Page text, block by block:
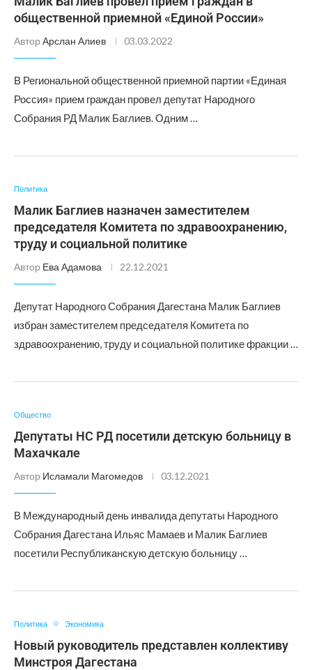
общественной приемной «Единой России»
Автор Арслан Алиев 03.03.2022
В Региональной общественной приемной партии «Единая
Россия» прием граждан провел депутат Народного
Собрания РД Малик Баглиев. Одним …
Политика
Малик Баглиев назначен заместителем
председателя Комитета по здравоохранению,
труду и социальной политике
Автор Ева Адамова 22.12.2021
Депутат Народного Собрания Дагестана Малик Баглиев
избран заместителем председателя Комитета по
здравоохранению, труду и социальной политике фракции …
Общество
Депутаты НС РД посетили детскую больницу в
Махачкале
Автор Исламали Магомедов 03.12.2021
В Международный день инвалида депутаты Народного
Собрания Дагестана Ильяс Мамаев и Малик Баглиев
посетили Республиканскую детскую больницу …
Политика Экономика
Новый руководитель представлен коллективу
Минстроя Дагестана